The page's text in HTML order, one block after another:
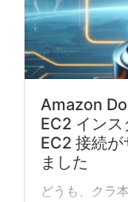
Amazon
EC2 インス
EC2 接続が
ました
どうも、クラ